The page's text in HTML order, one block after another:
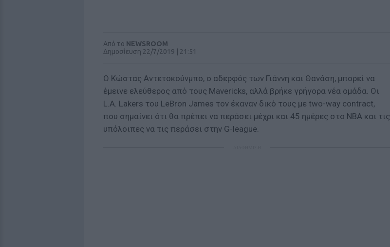
Από το NEWSROOM
Δημοσίευση 22/7/2019 | 21:51
Ο Κώστας Αντετοκούνμπο, ο αδερφός των Γιάννη και Θανάση, μπορεί να
έμεινε ελεύθερος από τους Mavericks, αλλά βρήκε γρήγορα νέα ομάδα. Οι
L.A. Lakers του LeBron James τον έκαναν δικό τους με two-way contract,
που σημαίνει ότι θα πρέπει να περάσει μέχρι και 45 ημέρες στο ΝΒΑ και τις
υπόλοιπες να τις περάσει στην G-league.